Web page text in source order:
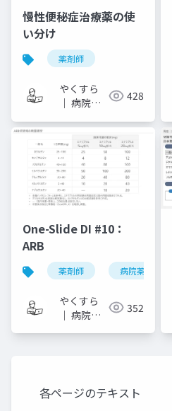
慢性便秘症治療薬の使
い分け
薬剤師
やくすら
｜ 病院薬
イドメモ
428
One-Slide DI #10：
ARB
薬剤師 病院薬剤師
やくすら
｜ 病院薬
352
各ページのテキスト